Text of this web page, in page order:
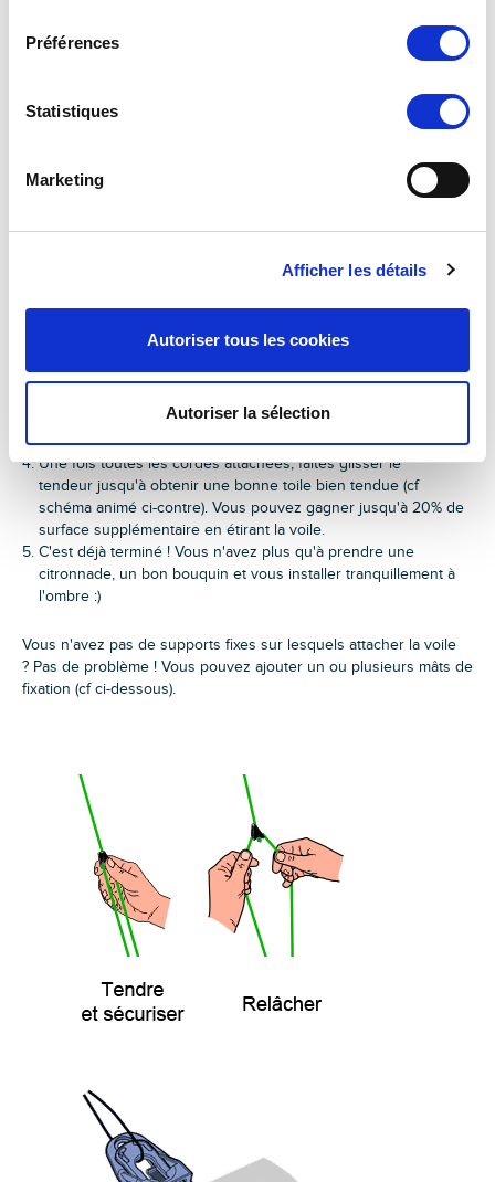
Préférences
Statistiques
Marketing
Afficher les détails
Autoriser tous les cookies
Autoriser la sélection
Aucun outil ne vous sera nécessaire
pour installer la voile
chaque pointe de la voile.
vous le souhaitez : ombrage de jardin, de terrasse, en tant que
ou habiller une surface intérieure ou extérieure...
Voici comment installer la voile d'ombrage étape par étape :
accrochées à toutes les pointes de la voile)
la à un support fixe (ex : arbre, poteau, maison...)
Répéter l'opération pour les autres pointes de la voile.
Une fois toutes les cordes attachées, faites glisser le
tendeur jusqu'à obtenir une bonne toile bien tendue (cf
schéma animé ci-contre). Vous pouvez gagner jusqu'à 20% de
surface supplémentaire en étirant la voile.
C'est déjà terminé ! Vous n'avez plus qu'à prendre une
citronnade, un bon bouquin et vous installer tranquillement à
l'ombre :)
Vous n'avez pas de supports fixes sur lesquels attacher la voile
? Pas de problème ! Vous pouvez ajouter un ou plusieurs mâts de
fixation (cf ci-dessous).